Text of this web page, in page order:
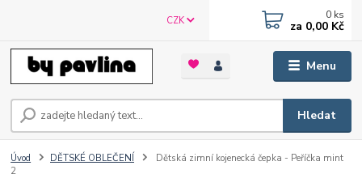
Menu
CZK
Hledat
0 ks
za 0,00 Kč
Úvod DĚTSKÉ OBLEČENÍ
Dětská zimní kojenecká čepka - Peříčka mint
2